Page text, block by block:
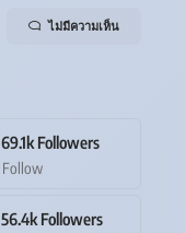
ไม่มีความเห็น
69.1k Followers
Follow
56.4k Followers